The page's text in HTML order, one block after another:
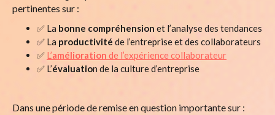
pertinentes sur :
✅ La bonne compréhension et l’analyse des tendances
✅ La productivité de l’entreprise et des collaborateurs
✅ L’amélioration de l’expérience collaborateur
✅ L’évaluation de la culture d’entreprise
Dans une période de remise en question importante sur :